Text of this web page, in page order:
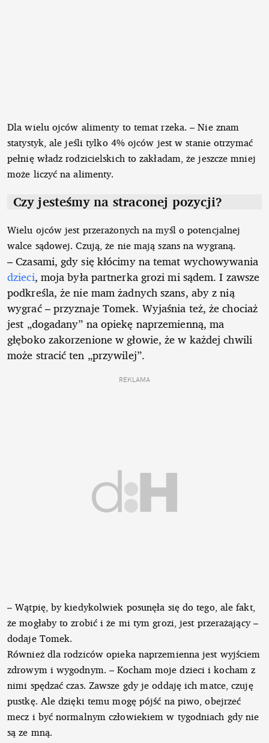
Dla wielu ojców alimenty to temat rzeka. – Nie znam
statystyk, ale jeśli tylko 4% ojców jest w stanie otrzymać
pełnię władz rodzicielskich to zakładam, że jeszcze mniej
może liczyć na alimenty.
Czy jesteśmy na straconej pozycji?
Wielu ojców jest przerażonych na myśl o potencjalnej
walce sądowej. Czują, że nie mają szans na wygraną.
– Czasami, gdy się kłócimy na temat wychowywania
dzieci, moja była partnerka grozi mi sądem. I zawsze
podkreśla, że nie mam żadnych szans, aby z nią
wygrać – przyznaje Tomek. Wyjaśnia też, że chociaż
jest „dogadany” na opiekę naprzemienną, ma
głęboko zakorzenione w głowie, że w każdej chwili
może stracić ten „przywilej”.
REKLAMA
– Wątpię, by kiedykolwiek posunęła się do tego, ale fakt,
że mogłaby to zrobić i że mi tym grozi, jest przerażający –
dodaje Tomek.
Również dla rodziców opieka naprzemienna jest wyjściem
zdrowym i wygodnym. – Kocham moje dzieci i kocham z
nimi spędzać czas. Zawsze gdy je oddaję ich matce, czuję
pustkę. Ale dzięki temu mogę pójść na piwo, obejrzeć
mecz i być normalnym człowiekiem w tygodniach gdy nie
są ze mną.